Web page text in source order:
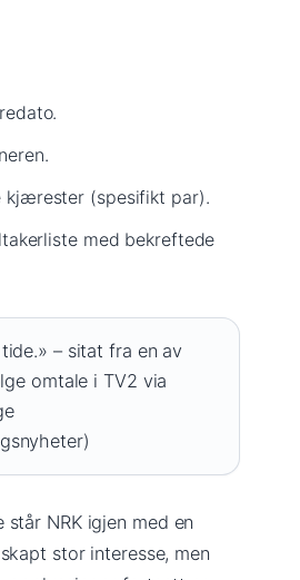
kjærester (spesifikt par).
med bekreftede
– sitat fra en av
omtale i TV2 via
står NRK igjen med en
stor interesse, men